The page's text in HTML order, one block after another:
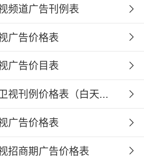
频道广告刊例表
广告价格表
广告价目表
视刊例价格表（白天...
广告价格表
招商期广告价格表